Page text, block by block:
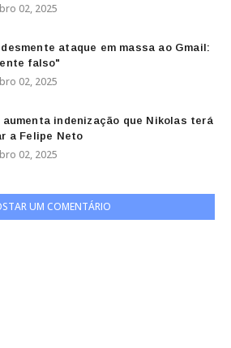
02, 2025
ataque em massa ao Gmail:
falso"
02, 2025
indenização que Nikolas terá
a Felipe Neto
02, 2025
UM COMENTÁRIO